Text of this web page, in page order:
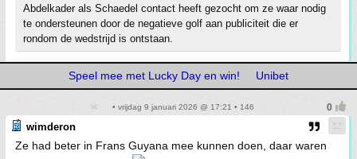
Abdelkader als Schaedel contact heeft gezocht om ze waar nodig
te ondersteunen door de negatieve golf aan publiciteit die er
rondom de wedstrijd is ontstaan.
Speel mee met Lucky Day en win! Unibet
• vrijdag 9 januari 2026 @ 17:21 • 146
wimderon
Ze had beter in Frans Guyana mee kunnen doen, daar waren